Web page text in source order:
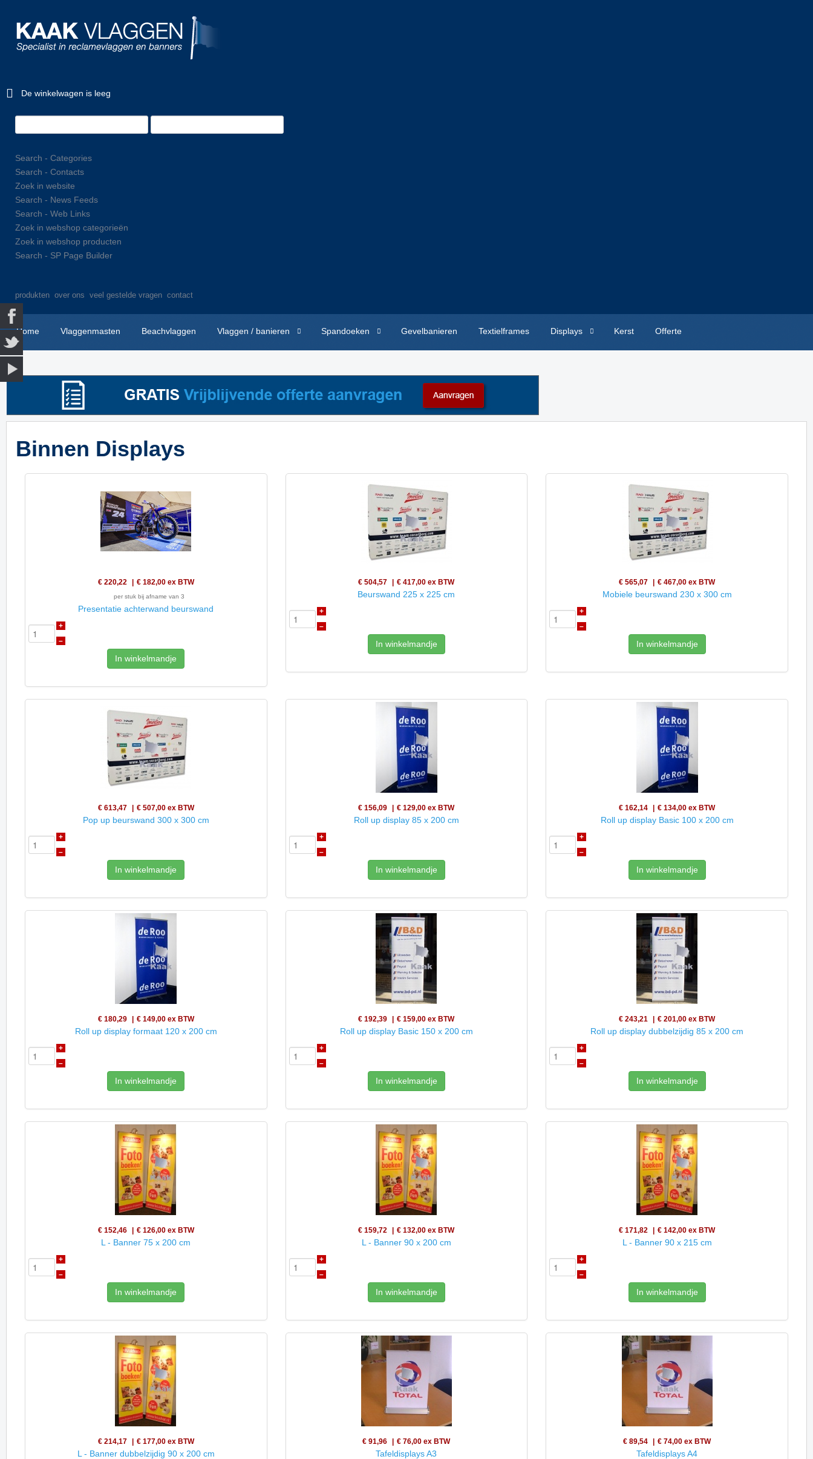
De winkelwagen is leeg
Search - Categories
Search - Contacts
Zoek in website
Search - News Feeds
Search - Web Links
Zoek in webshop categorieën
Zoek in webshop producten
Search - SP Page Builder
produkten over ons veel gestelde vragen contact
Home Vlaggenmasten Beachvlaggen Vlaggen / banieren Spandoeken Gevelbanieren Textielframes Displays Kerst Offerte
Binnen Displays
€ 220,22 € 182,00 ex BTW
per stuk bij afname van 3
Presentatie achterwand beurswand
+
–
In winkelmandje
€ 504,57 € 417,00ex BTW
Beurswand 225 x 225 cm
+
–
In winkelmandje
€ 565,07 € 467,00ex BTW
Mobiele beurswand 230 x 300 cm
+
–
In winkelmandje
€ 613,47 € 507,00 ex BTW
Pop up beurswand 300 x 300 cm
+
–
In winkelmandje
€ 156,09 € 129,00ex BTW
Roll up display 85 x 200 cm
+
–
In winkelmandje
€ 162,14 € 134,00ex BTW
Roll up display Basic 100 x 200 cm
+
–
In winkelmandje
€ 180,29 € 149,00 ex BTW
Roll up display formaat 120 x 200 cm
+
–
In winkelmandje
€ 192,39 € 159,00ex BTW
Roll up display Basic 150 x 200 cm
+
–
In winkelmandje
€ 243,21 € 201,00ex BTW
Roll up display dubbelzijdig 85 x 200 cm
+
–
In winkelmandje
€ 152,46 € 126,00 ex BTW
L - Banner 75 x 200 cm
+
–
In winkelmandje
€ 159,72 € 132,00ex BTW
L - Banner 90 x 200 cm
+
–
In winkelmandje
€ 171,82 € 142,00ex BTW
L - Banner 90 x 215 cm
+
–
In winkelmandje
€ 214,17 € 177,00 ex BTW
L - Banner dubbelzijdig 90 x 200 cm
€ 91,96 € 76,00ex BTW
Tafeldisplays A3
€ 89,54 € 74,00ex BTW
Tafeldisplays A4